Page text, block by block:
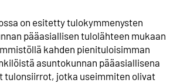
on esitetty tulokymmenysten
pääasiallisen tulolähteen mukaan
kahden pienituloisimman
asuntokunnan pääasiallisena
tulonsiirrot, jotka useimmiten olivat